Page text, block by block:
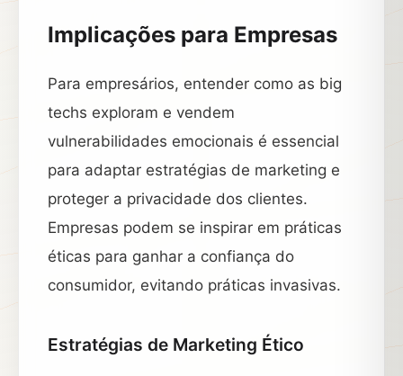
Implicações para Empresas
Para empresários, entender como as big
techs exploram e vendem
vulnerabilidades emocionais é essencial
para adaptar estratégias de marketing e
proteger a privacidade dos clientes.
Empresas podem se inspirar em práticas
éticas para ganhar a confiança do
consumidor, evitando práticas invasivas.
Estratégias de Marketing Ético